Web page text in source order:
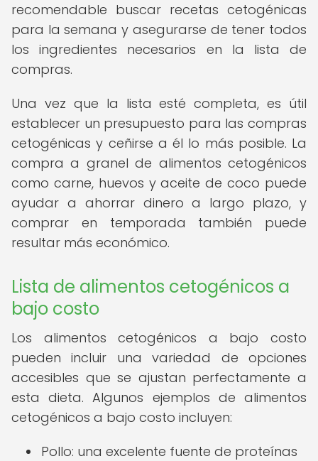
recomendable buscar recetas cetogénicas
para la semana y asegurarse de tener todos
los ingredientes necesarios en la lista de
compras.
Una vez que la lista esté completa, es útil
establecer un presupuesto para las compras
cetogénicas y ceñirse a él lo más posible. La
compra a granel de alimentos cetogénicos
como carne, huevos y aceite de coco puede
ayudar a ahorrar dinero a largo plazo, y
comprar en temporada también puede
resultar más económico.
Lista de alimentos cetogénicos a
bajo costo
Los alimentos cetogénicos a bajo costo
pueden incluir una variedad de opciones
accesibles que se ajustan perfectamente a
esta dieta. Algunos ejemplos de alimentos
cetogénicos a bajo costo incluyen:
Pollo: una excelente fuente de proteínas